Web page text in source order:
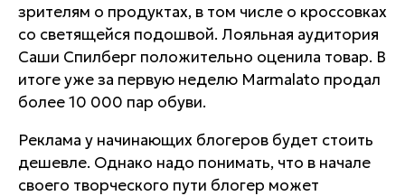
зрителям о продуктах, в том числе о кроссовках
со светящейся подошвой. Лояльная аудитория
Саши Спилберг положительно оценила товар. В
итоге уже за первую неделю Marmalato продал
более 10 000 пар обуви.
Реклама у начинающих блогеров будет стоить
дешевле. Однако надо понимать, что в начале
своего творческого пути блогер может